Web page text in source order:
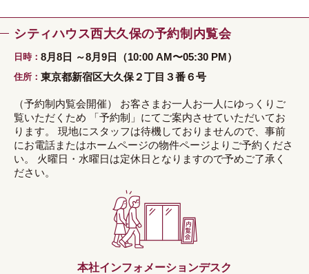
シティハウス西大久保の予約制内覧会
日時 8月8日 ～8月9日（10:00 AM〜05:30 PM）
住所 東京都新宿区大久保２丁目３番６号
（予約制内覧会開催） お客さまお一人お一人にゆっくりご
覧いただくため 「予約制」にてご案内させていただいてお
ります。 現地にスタッフは待機しておりませんので、事前
にお電話またはホームページの物件ページよりご予約くださ
い。 火曜日・水曜日は定休日となりますので予めご了承く
ださい。
本社インフォメーションデスク